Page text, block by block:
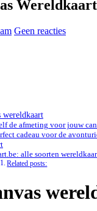
Wereldkaart
Geen reacties
wereldkaart
de afmeting voor jouw
cadeau voor de
alle soorten
Related posts: